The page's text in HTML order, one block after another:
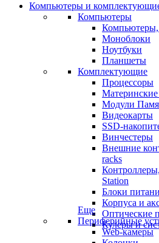
Компьютеры и
Компьютеры
Моноблоки
Ноутбуки
Планшеты
Комплектующие
Процессоры
Модули
Видеокарты
SSD-
Винчестеры
Внешние
racks
Station
Блоки
Корпуса и
Оптические
Кулеры и
Еще
Периферийные
Web-камеры